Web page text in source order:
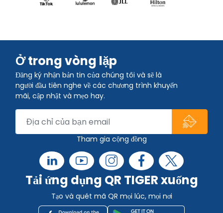
Ở trong vòng lặp
Đăng ký nhận bản tin của chúng tôi và sẽ là
người đầu tiên nghe về các chương trình khuyến
mãi, cập nhật và mẹo hay.
Tham gia cộng đồng
Tải ứng dụng QR TIGER xuống
Tạo và quét mã QR mọi lúc, mọi nơi